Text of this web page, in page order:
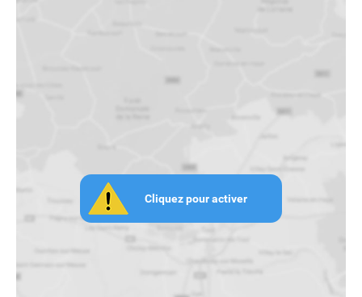
Cliquez pour activer